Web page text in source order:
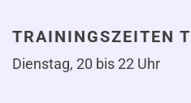
TRAININGSZEITEN
Dienstag, 20 bis 22 Uhr